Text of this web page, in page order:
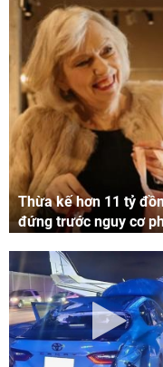
Thừa kế hơn 11 tỷ
đứng trước nguy cơ